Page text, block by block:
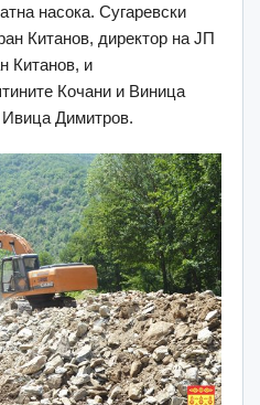
насока. Сугаревски
Китанов, директор на ЈП
Китанов, и
Кочани и Виница
Димитров.